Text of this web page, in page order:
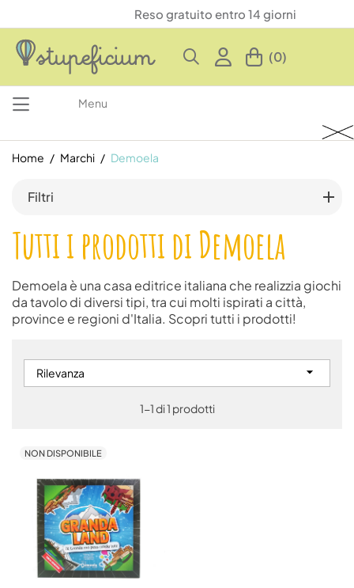
Reso gratuito entro 14 giorni
(0)
Menu
Home Marchi Demoela
Filtri
Tutti i prodotti di Demoela
Demoela è una casa editrice italiana che realizzia giochi
da tavolo di diversi tipi, tra cui molti ispirati a città,
province e regioni d'Italia. Scopri tutti i prodotti!
Rilevanza 
1-1 di 1 prodotti
NON DISPONIBILE